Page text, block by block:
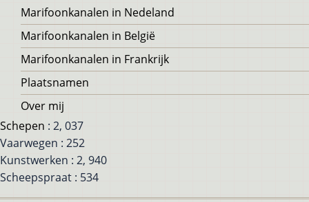
Voet
Marifoonkanalen in Nedeland
Marifoonkanalen in België
Marifoonkanalen in Frankrijk
Plaatsnamen
Over mij
Schepen : 2, 037
Vaarwegen : 252
Kunstwerken : 2, 940
Scheepspraat : 534